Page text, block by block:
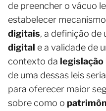
de preencher o vácuo
estabelecer
digitais, a definição de
digital e a validade de
contexto da
de uma dessas leis
para oferecer maior
sobre como o